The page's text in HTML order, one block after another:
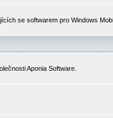
se softwarem pro Windows
Aponia Software.